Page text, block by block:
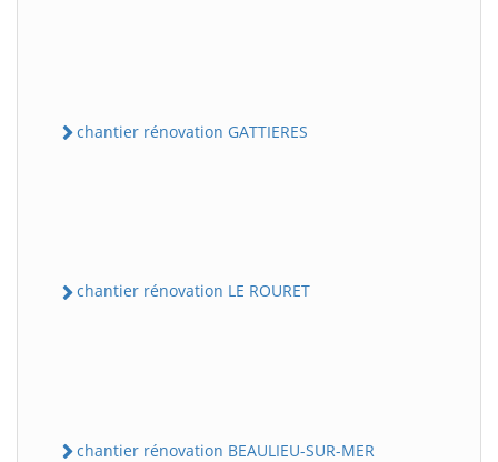
chantier rénovation GATTIERES
chantier rénovation LE ROURET
chantier rénovation BEAULIEU-SUR-MER